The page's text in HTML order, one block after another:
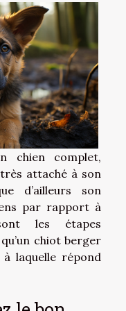
chien complet,
attaché à son
d’ailleurs son
par rapport à
les étapes
chiot berger
à laquelle répond